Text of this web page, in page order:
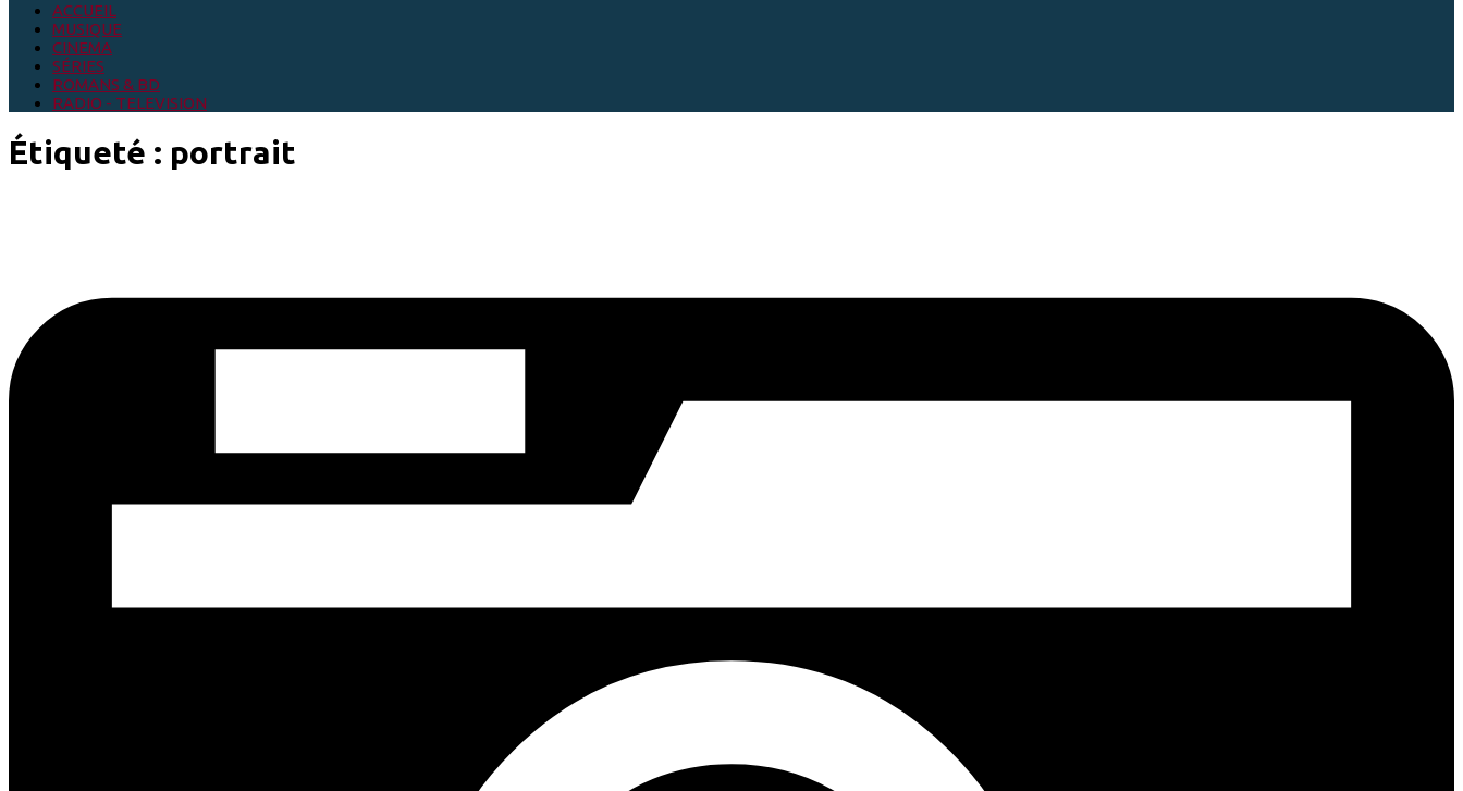
ACCUEIL
MUSIQUE
CINEMA
SÉRIES
ROMANS & BD
RADIO - TELEVISION
Étiqueté : portrait